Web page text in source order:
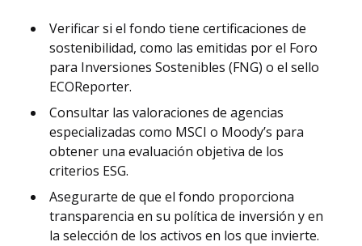
Verificar si el fondo tiene certificaciones de
sostenibilidad, como las emitidas por el Foro
para Inversiones Sostenibles (FNG) o el sello
ECOReporter.
Consultar las valoraciones de agencias
especializadas como MSCI o Moody’s para
obtener una evaluación objetiva de los
criterios ESG.
Asegurarte de que el fondo proporciona
transparencia en su política de inversión y en
la selección de los activos en los que invierte.